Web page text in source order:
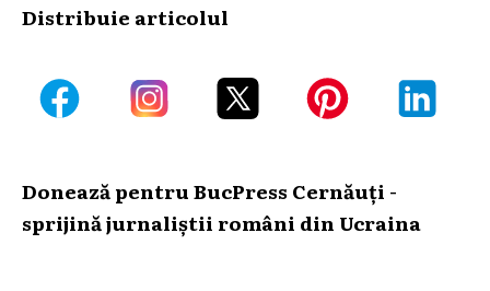
Distribuie articolul
Donează pentru BucPress Cernăuți -
sprijină jurnaliștii români din Ucraina